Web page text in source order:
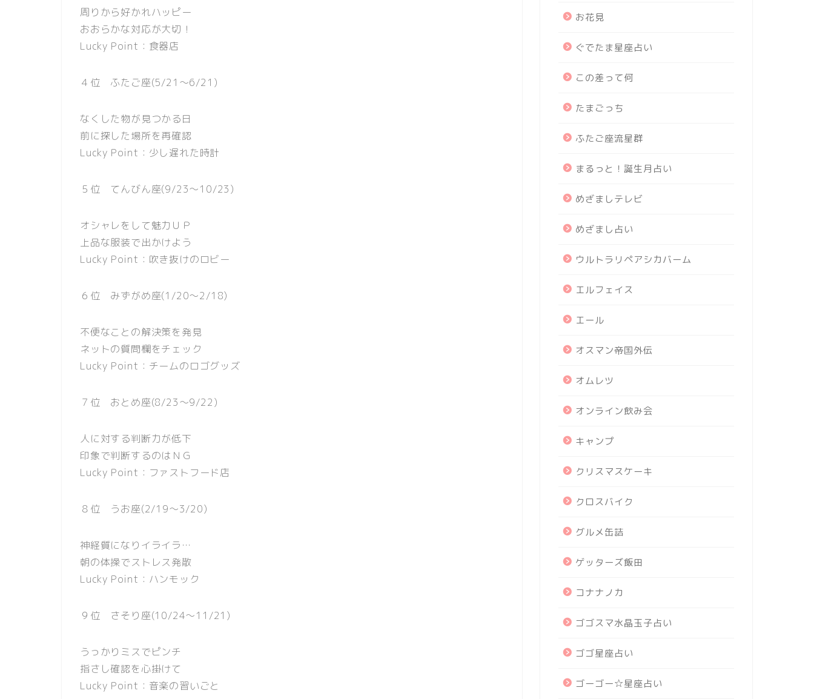
周りから好かれハッピー
おおらかな対応が大切！
Lucky Point：食器店
４位 ふたご座(5/21〜6/21)
なくした物が見つかる日
前に探した場所を再確認
Lucky Point：少し遅れた時計
５位 てんびん座(9/23〜10/23)
オシャレをして魅力ＵＰ
上品な服装で出かけよう
Lucky Point：吹き抜けのロビー
６位 みずがめ座(1/20〜2/18)
不便なことの解決策を発見
ネットの質問欄をチェック
Lucky Point：チームのロゴグッズ
７位 おとめ座(8/23〜9/22)
人に対する判断力が低下
印象で判断するのはＮＧ
Lucky Point：ファストフード店
８位 うお座(2/19〜3/20)
神経質になりイライラ…
朝の体操でストレス発散
Lucky Point：ハンモック
９位 さそり座(10/24〜11/21)
うっかりミスでピンチ
指さし確認を心掛けて
Lucky Point：音楽の習いごと
お花見
ぐでたま星座占い
この差って何
たまごっち
ふたご座流星群
まるっと！誕生月占い
めざましテレビ
めざまし占い
ウルトラリペアシカバーム
エルフェイス
エール
オスマン帝国外伝
オムレツ
オンライン飲み会
キャンプ
クリスマスケーキ
クロスバイク
グルメ缶詰
ゲッターズ飯田
コナナノカ
ゴゴスマ水晶玉子占い
ゴゴ星座占い
ゴーゴー☆星座占い